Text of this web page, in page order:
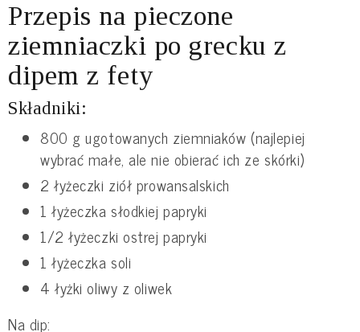
Przepis na pieczone
ziemniaczki po grecku z
dipem z fety
Składniki:
800 g ugotowanych ziemniaków (najlepiej
wybrać małe, ale nie obierać ich ze skórki)
2 łyżeczki ziół prowansalskich
1 łyżeczka słodkiej papryki
1/2 łyżeczki ostrej papryki
1 łyżeczka soli
4 łyżki oliwy z oliwek
Na dip: